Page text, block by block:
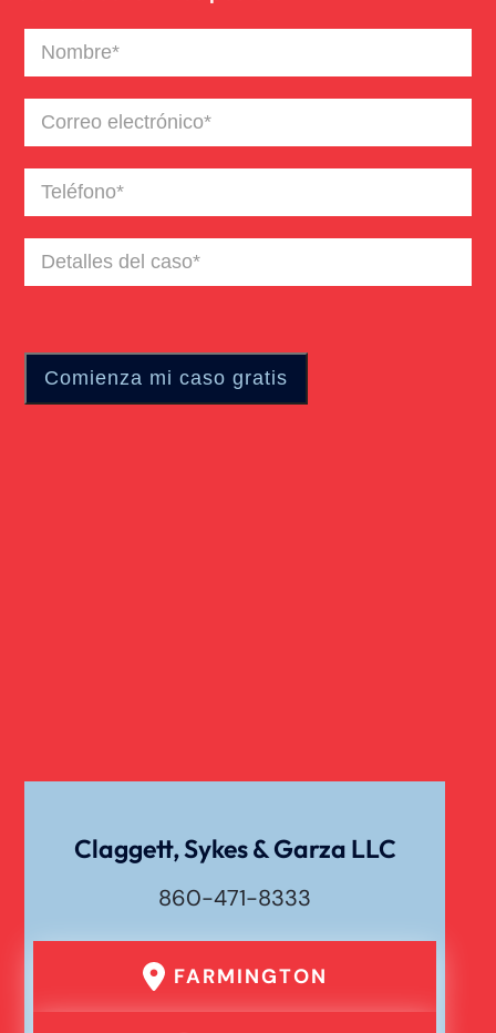
Nombre(Required)
Correo
electrónico(Required)
Teléfono(Required)
Detalles
del
Claggett, Sykes & Garza LLC
860-471-8333
FARMINGTON